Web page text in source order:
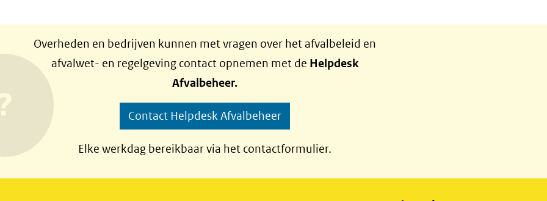
Overheden en bedrijven kunnen met vragen over het afvalbeleid en
afvalwet- en regelgeving contact opnemen met de Helpdesk
Afvalbeheer.
Contact Helpdesk Afvalbeheer
Elke werkdag bereikbaar via het contactformulier.